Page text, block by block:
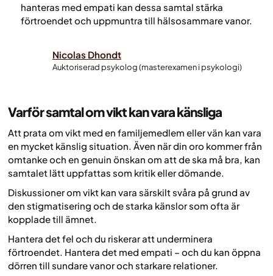
hanteras med empati kan dessa samtal stärka
förtroendet och uppmuntra till hälsosammare vanor.
Nicolas Dhondt
Auktoriserad psykolog (masterexamen i psykologi)
Varför samtal om vikt kan vara känsliga
Att prata om vikt med en familjemedlem eller vän kan vara
en mycket känslig situation. Även när din oro kommer från
omtanke och en genuin önskan om att de ska må bra, kan
samtalet lätt uppfattas som kritik eller dömande.
Diskussioner om vikt kan vara särskilt svåra på grund av
den stigmatisering och de starka känslor som ofta är
kopplade till ämnet.
Hantera det fel och du riskerar att underminera
förtroendet. Hantera det med empati – och du kan öppna
dörren till sundare vanor och starkare relationer.